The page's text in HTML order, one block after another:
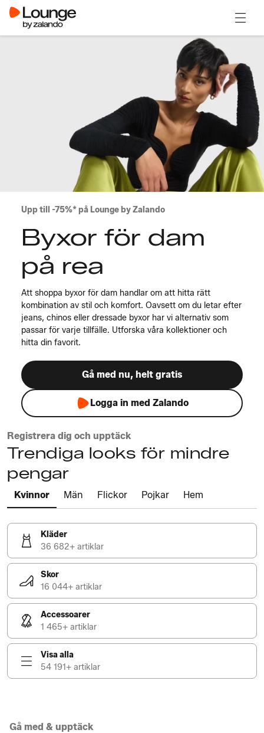
Upp till -75%* på Lounge by Zalando
Byxor för dam
på rea
Att shoppa byxor för dam handlar om att hitta rätt
kombination av stil och komfort. Oavsett om du letar efter
jeans, chinos eller dressade byxor har vi alternativ som
passar för varje tillfälle. Utforska våra kollektioner och
hitta din favorit.
Gå med nu, helt gratis
Logga in med Zalando
Registrera dig och upptäck
Trendiga looks för mindre
pengar
Kvinnor Män Flickor Pojkar Hem
Kläder
36 682+ artiklar
Skor
16 044+ artiklar
Accessoarer
1 465+ artiklar
Visa alla
54 191+ artiklar
Gå med & upptäck